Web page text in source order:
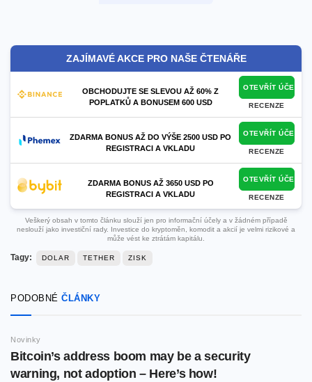
ZAJÍMAVÉ AKCE PRO NAŠE ČTENÁŘE
OBCHODUJTE SE SLEVOU AŽ 60% Z
POPLATKŮ A BONUSEM 600 USD
OTEVŘÍT ÚČET
RECENZE
ZDARMA BONUS AŽ DO VÝŠE 2500 USD PO
REGISTRACI A VKLADU
OTEVŘÍT ÚČET
RECENZE
ZDARMA BONUS AŽ 3650 USD PO
REGISTRACI A VKLADU
OTEVŘÍT ÚČET
RECENZE
Veškerý obsah v tomto článku slouží jen pro informační účely a v žádném případě
neslouží jako investiční rady. Investice do kryptoměn, komodit a akcií je velmi rizikové a
může vést ke ztrátám kapitálu.
Tagy: DOLAR TETHER ZISK
PODOBNÉ ČLÁNKY
Novinky
Bitcoin’s address boom may be a security
warning, not adoption – Here’s how!